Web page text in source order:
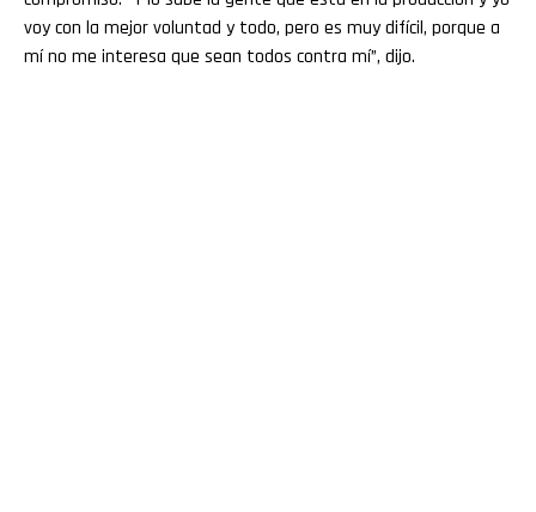
voy con la mejor voluntad y todo, pero es muy difícil, porque a
mí no me interesa que sean todos contra mí”, dijo.